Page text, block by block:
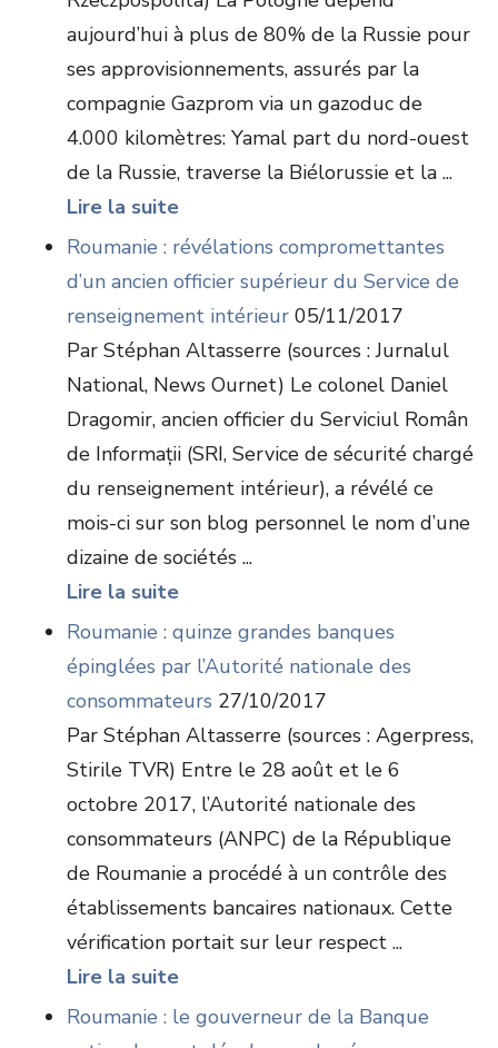
aujourd’hui à plus de 80% de la Russie pour
ses approvisionnements, assurés par la
compagnie Gazprom via un gazoduc de
4.000 kilomètres: Yamal part du nord-ouest
de la Russie, traverse la Biélorussie et la ...
Lire la suite
Roumanie : révélations compromettantes
d’un ancien officier supérieur du Service de
renseignement intérieur 05/11/2017
Par Stéphan Altasserre (sources : Jurnalul
National, News Ournet) Le colonel Daniel
Dragomir, ancien officier du Serviciul Român
de Informații (SRI, Service de sécurité chargé
du renseignement intérieur), a révélé ce
mois-ci sur son blog personnel le nom d’une
dizaine de sociétés ...
Lire la suite
Roumanie : quinze grandes banques
épinglées par l’Autorité nationale des
consommateurs 27/10/2017
Par Stéphan Altasserre (sources : Agerpress,
Stirile TVR) Entre le 28 août et le 6
octobre 2017, l’Autorité nationale des
consommateurs (ANPC) de la République
de Roumanie a procédé à un contrôle des
établissements bancaires nationaux. Cette
vérification portait sur leur respect ...
Lire la suite
Roumanie : le gouverneur de la Banque